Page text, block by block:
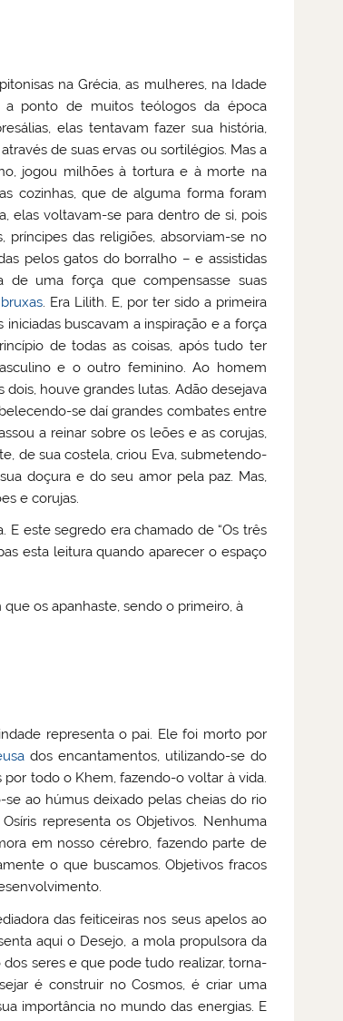
na Grécia, as mulheres, na Idade
a ponto de muitos teólogos da época
elas tentavam fazer sua história,
de suas ervas ou sortilégios. Mas a
jogou milhões à tortura e à morte na
cozinhas, que de alguma forma foram
elas voltavam-se para dentro de si, pois
das religiões, absorviam-se no
pelos gatos do borralho – e assistidas
de uma força que compensasse suas
bruxas. Era Lilith. E, por ter sido a primeira
buscavam a inspiração e a força
de todas as coisas, após tudo ter
e o outro feminino. Ao homem
houve grandes lutas. Adão desejava
se daí grandes combates entre
a reinar sobre os leões e as corujas,
de sua costela, criou Eva, submetendo-
doçura e do seu amor pela paz. Mas,
e corujas.
E este segredo era chamado de “Os três
esta leitura quando aparecer o espaço
os apanhaste, sendo o primeiro, à
representa o pai. Ele foi morto por
dos encantamentos, utilizando-se do
todo o Khem, fazendo-o voltar à vida.
ao húmus deixado pelas cheias do rio
representa os Objetivos. Nenhuma
em nosso cérebro, fazendo parte de
o que buscamos. Objetivos fracos
das feiticeiras nos seus apelos ao
aqui o Desejo, a mola propulsora da
seres e que pode tudo realizar, torna-
é construir no Cosmos, é criar uma
importância no mundo das energias. E